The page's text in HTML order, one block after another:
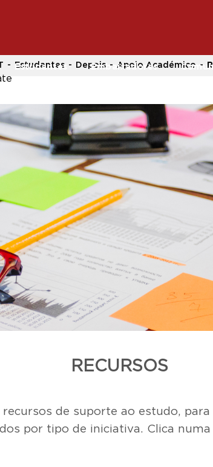
Estudantes Embaixadores
Estudantes Depois Apoio Académico
​RECURSOS
de suporte ao estudo,
por tipo de iniciativa. Clica